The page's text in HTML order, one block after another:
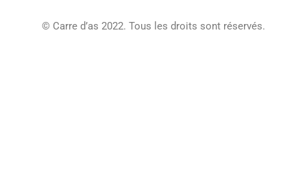
© Carre d’as 2022. Tous les droits sont réservés.